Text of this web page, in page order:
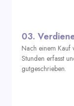
03.
Nach einem Kauf
Stunden erfasst
gutgeschrieben.